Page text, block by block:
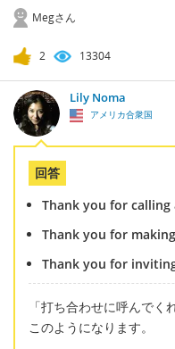
Megさん
2 13304
Lily Noma
アメリカ合衆国
回答
Thank you for calling
Thank you for
Thank you for
「打ち合わせに呼んで
このようになります。